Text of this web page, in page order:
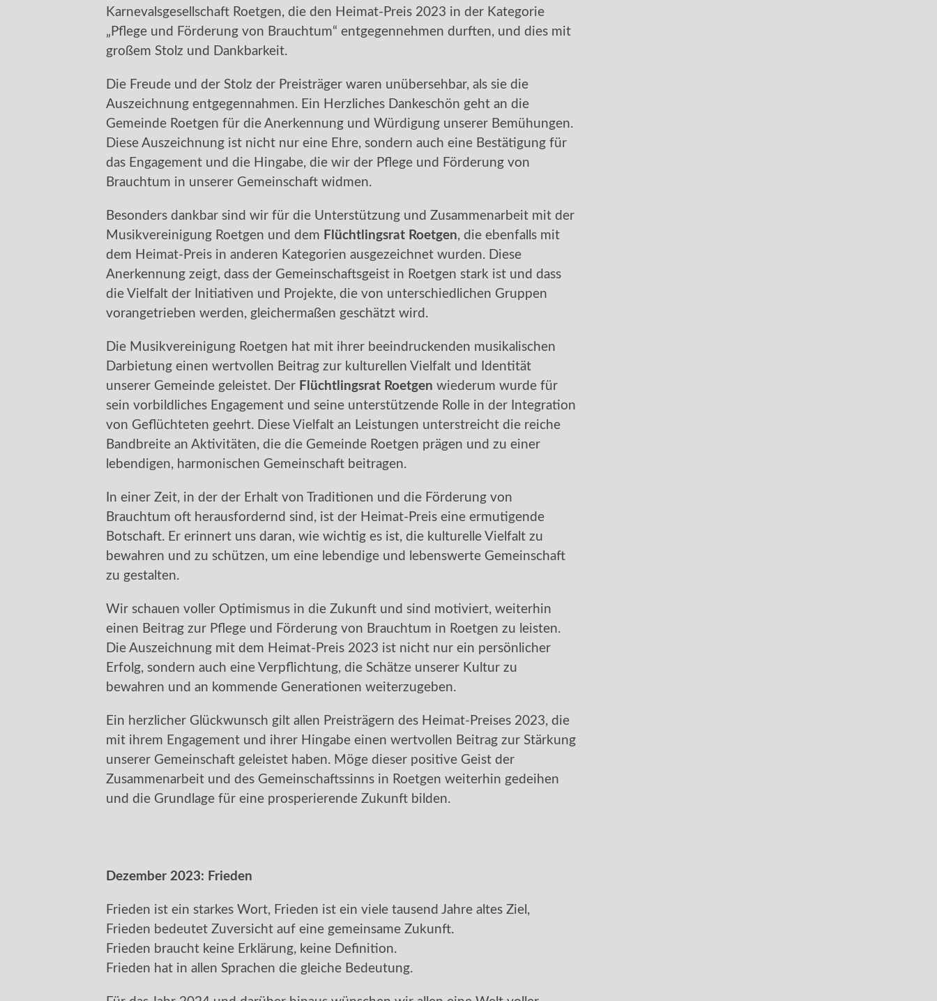
Karnevalsgesellschaft Roetgen, die den Heimat-Preis 2023 in der Kategorie
„Pflege und Förderung von Brauchtum“ entgegennehmen durften, und dies mit
großem Stolz und Dankbarkeit.
Die Freude und der Stolz der Preisträger waren unübersehbar, als sie die
Auszeichnung entgegennahmen. Ein Herzliches Dankeschön geht an die
Gemeinde Roetgen für die Anerkennung und Würdigung unserer Bemühungen.
Diese Auszeichnung ist nicht nur eine Ehre, sondern auch eine Bestätigung für
das Engagement und die Hingabe, die wir der Pflege und Förderung von
Brauchtum in unserer Gemeinschaft widmen.
Besonders dankbar sind wir für die Unterstützung und Zusammenarbeit mit der
Musikvereinigung Roetgen und dem Flüchtlingsrat Roetgen, die ebenfalls mit
dem Heimat-Preis in anderen Kategorien ausgezeichnet wurden. Diese
Anerkennung zeigt, dass der Gemeinschaftsgeist in Roetgen stark ist und dass
die Vielfalt der Initiativen und Projekte, die von unterschiedlichen Gruppen
vorangetrieben werden, gleichermaßen geschätzt wird.
Die Musikvereinigung Roetgen hat mit ihrer beeindruckenden musikalischen
Darbietung einen wertvollen Beitrag zur kulturellen Vielfalt und Identität
unserer Gemeinde geleistet. Der Flüchtlingsrat Roetgen wiederum wurde für
sein vorbildliches Engagement und seine unterstützende Rolle in der Integration
von Geflüchteten geehrt. Diese Vielfalt an Leistungen unterstreicht die reiche
Bandbreite an Aktivitäten, die die Gemeinde Roetgen prägen und zu einer
lebendigen, harmonischen Gemeinschaft beitragen.
In einer Zeit, in der der Erhalt von Traditionen und die Förderung von
Brauchtum oft herausfordernd sind, ist der Heimat-Preis eine ermutigende
Botschaft. Er erinnert uns daran, wie wichtig es ist, die kulturelle Vielfalt zu
bewahren und zu schützen, um eine lebendige und lebenswerte Gemeinschaft
zu gestalten.
Wir schauen voller Optimismus in die Zukunft und sind motiviert, weiterhin
einen Beitrag zur Pflege und Förderung von Brauchtum in Roetgen zu leisten.
Die Auszeichnung mit dem Heimat-Preis 2023 ist nicht nur ein persönlicher
Erfolg, sondern auch eine Verpflichtung, die Schätze unserer Kultur zu
bewahren und an kommende Generationen weiterzugeben.
Ein herzlicher Glückwunsch gilt allen Preisträgern des Heimat-Preises 2023, die
mit ihrem Engagement und ihrer Hingabe einen wertvollen Beitrag zur Stärkung
unserer Gemeinschaft geleistet haben. Möge dieser positive Geist der
Zusammenarbeit und des Gemeinschaftssinns in Roetgen weiterhin gedeihen
und die Grundlage für eine prosperierende Zukunft bilden.
Dezember 2023: Frieden
Frieden ist ein starkes Wort, Frieden ist ein viele tausend Jahre altes Ziel,
Frieden bedeutet Zuversicht auf eine gemeinsame Zukunft.
Frieden braucht keine Erklärung, keine Definition.
Frieden hat in allen Sprachen die gleiche Bedeutung.